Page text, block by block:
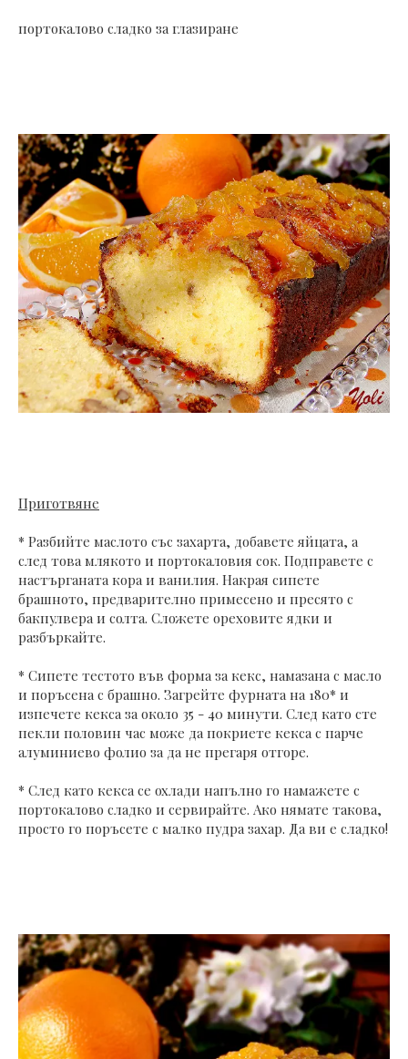
портокалово сладко за глазиране
Приготвяне
* Разбийте маслото със захарта, добавете яйцата, а
след това млякото и портокаловия сок. Подправете с
настърганата кора и ванилия. Накрая сипете
брашното, предварително примесено и пресято с
бакпулвера и солта. Сложете ореховите ядки и
разбъркайте.
* Сипете тестото във форма за кекс, намазана с масло
и поръсена с брашно. Загрейте фурната на 180* и
изпечете кекса за около 35 - 40 минути. След като сте
пекли половин час може да покриете кекса с парче
алуминиево фолио за да не прегаря отгоре.
* След като кекса се охлади напълно го намажете с
портокалово сладко и сервирайте. Ако нямате такова,
просто го поръсете с малко пудра захар. Да ви е сладко!